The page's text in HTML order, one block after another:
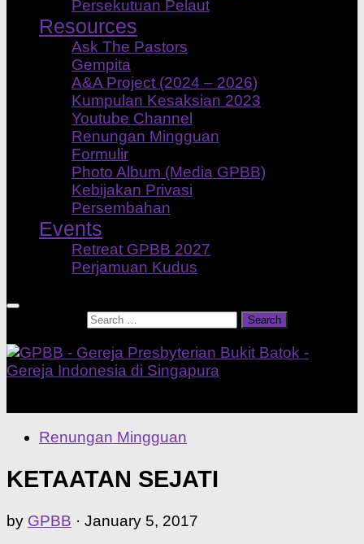
Persekutuan Pelaut
Resources
Ask The Pastors
Gempita
A&A Project (2024 – 2026)
Kumpulan Kesaksian 2023
Youtube Channel
Renungan Mingguan
Formulir
Photo Album (Media GPBB)
Kebijakan Privasi
Persembahan
Events
Retreat GPBB 2027
Perjamuan Kudus
Renungan Mingguan
KETAATAN SEJATI
by GPBB · January 5, 2017